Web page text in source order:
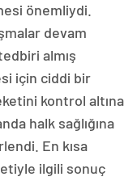
önemliydi.
devam
almış
için ciddi bir
kontrol altına
halk sağlığına
En kısa
ilgili sonuç